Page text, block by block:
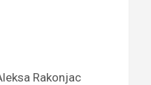
Rakonjac